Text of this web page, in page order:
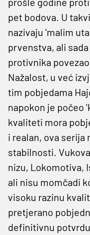
pet bodova. U
nazivaju 'malim
prvenstva, ali
protivnika
Nažalost, u već
tim pobjedama
napokon je počeo
kvaliteti mora
i realan, ova
stabilnosti.
nizu, Lokomotiva,
ali nisu momčadi
visoku razinu
pretjerano
definitivnu